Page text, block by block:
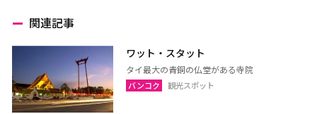
関連記事
ワット・スタット
タイ最大の青銅の仏堂がある寺院
バンコク 観光スポット